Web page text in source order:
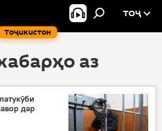
Тоҷикистон
ТОҶ
аз
дар